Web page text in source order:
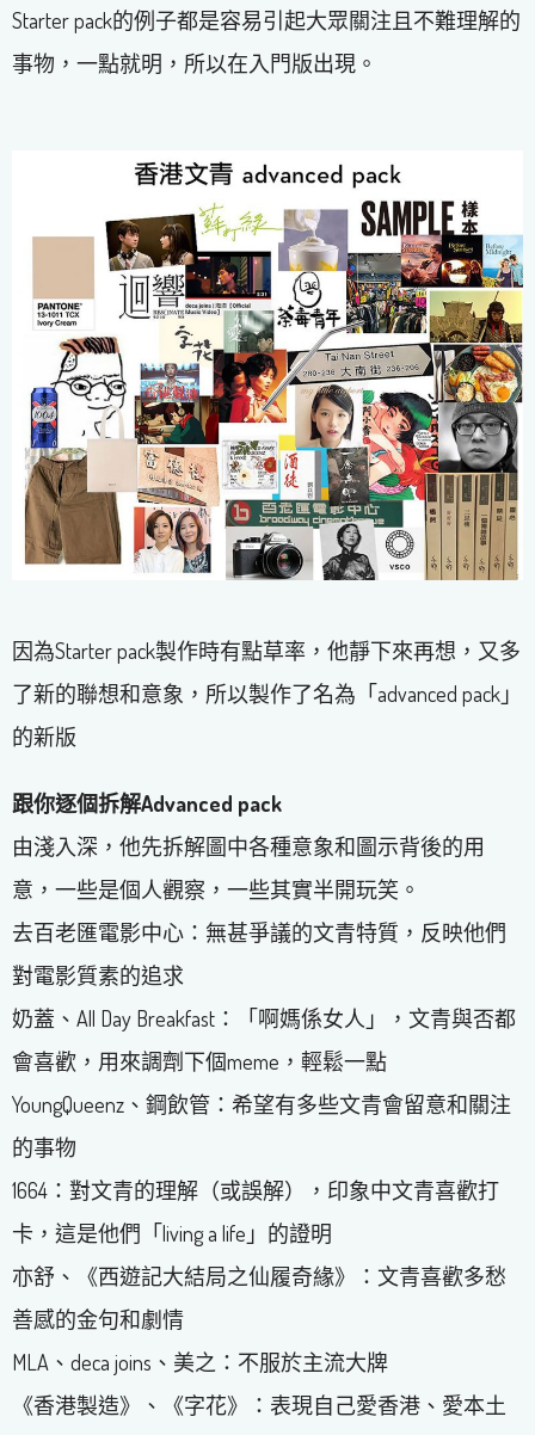
Starter pack的例子都是容易引起大眾關注且不難理解的
事物，一點就明，所以在入門版出現。
因為Starter pack製作時有點草率，他靜下來再想，又多
了新的聯想和意象，所以製作了名為「advanced pack」
的新版
跟你逐個拆解Advanced pack
由淺入深，他先拆解圖中各種意象和圖示背後的用
意，一些是個人觀察，一些其實半開玩笑。
去百老匯電影中心：無甚爭議的文青特質，反映他們
對電影質素的追求
奶蓋、All Day Breakfast：「啊媽係女人」，文青與否都
會喜歡，用來調劑下個meme，輕鬆一點
YoungQueenz、鋼飲管：希望有多些文青會留意和關注
的事物
1664：對文青的理解（或誤解），印象中文青喜歡打
卡，這是他們「living a life」的證明
亦舒、《西遊記大結局之仙履奇緣》：文青喜歡多愁
善感的金句和劇情
MLA、deca joins、美之：不服於主流大牌
《香港製造》、《字花》：表現自己愛香港、愛本土